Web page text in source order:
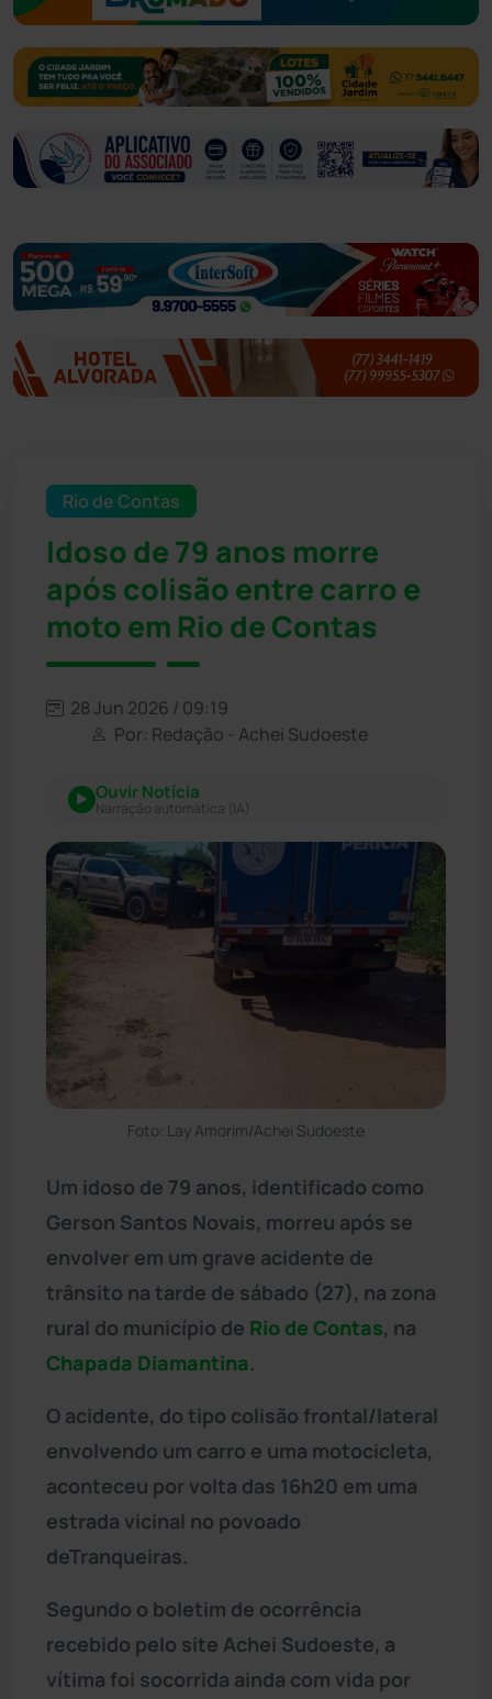
Rio de Contas
Idoso de 79 anos morre
após colisão entre carro e
moto em Rio de Contas
28 Jun 2026 / 09:19
Por: Redação - Achei Sudoeste
Ouvir Notícia
Narração automática (IA)
Foto: Lay Amorim/Achei Sudoeste
Um idoso de 79 anos, identificado como
Gerson Santos Novais, morreu após se
envolver em um grave acidente de
trânsito na tarde de sábado (27), na zona
rural do município de Rio de Contas, na
Chapada Diamantina.
O acidente, do tipo colisão frontal/lateral
envolvendo um carro e uma motocicleta,
aconteceu por volta das 16h20 em uma
estrada vicinal no povoado
deTranqueiras.
Segundo o boletim de ocorrência
recebido pelo site Achei Sudoeste, a
vítima foi socorrida ainda com vida por